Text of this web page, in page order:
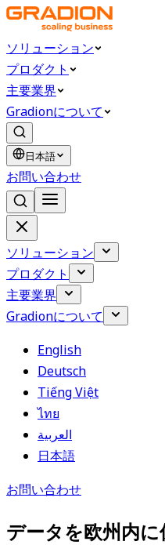
ソリューション
プロダクト
主要業界
Gradionについて
日本語
お問い合わせ
ソリューション
プロダクト
主要業界
Gradionについて
English
Deutsch
Tiếng Việt
ไทย
العربية
日本語
お問い合わせ
データを欧州内